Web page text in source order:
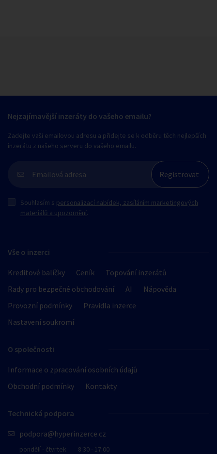
Vše o inzerci
Kreditové balíčky Ceník
Topování inzerátů
Rady pro bezpečné obchodování
AI
Nápověda
Provozní podmínky
Pravidla inzerce
Nastavení soukromí
O společnosti
Informace o zpracování osobních údajů
Obchodní podmínky
Kontakty
Technická podpora
podpora@hyperinzerce.cz
pondělí - čtvrtek 8:30 - 17:00
Nejzajímavější inzeráty do vašeho emailu?
Zadejte vaši emailovou adresu a přidejte se k odběru těch nejlepších
inzerátu z našeho serveru do vašeho emailu.
Souhlasím s personalizací nabídek, zasíláním marketingových
materiálů a upozornění.